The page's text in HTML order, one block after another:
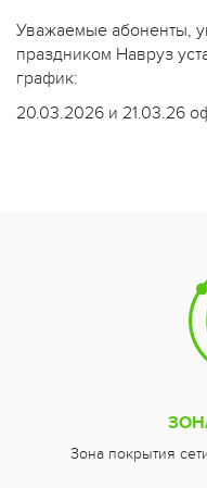
Уважаемые абоненты,
праздником Навруз
график:
20.03.2026 и 21.03.26
Зона покрытия